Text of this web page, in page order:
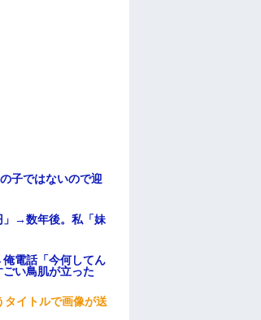
子ではないので迎
」→数年後。私「妹
電話「今何してん
い鳥肌が立った
タイトルで画像が送